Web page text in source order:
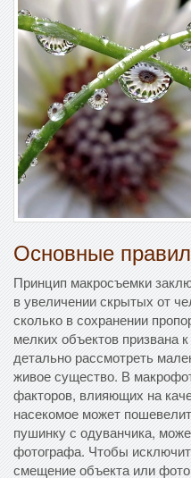
Основные
Принцип макросъемки
в увеличении скрытых от
сколько в сохранении
мелких объектов призвана
детально рассмотреть
живое существо. В
факторов, влияющих на
насекомое может
пушинку с одуванчика,
фотографа. Чтобы
смещение объекта или